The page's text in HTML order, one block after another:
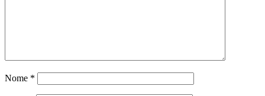
Nome *